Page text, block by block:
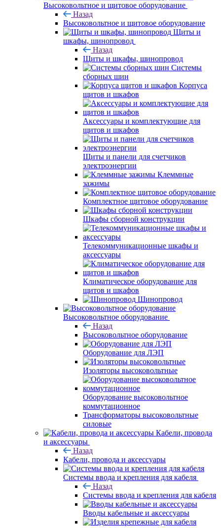
Высоковольтное и щитовое оборудование
Назад
Высоковольтное и щитовое оборудование
Щиты и
шкафы, шинопровод
Назад
Щиты и шкафы, шинопровод
Системы
сборных шин
Корпуса
щитов и шкафов
Аксессуары и комплектующие для
щитов и шкафов
Щиты и панели для счетчиков
электроэнергии
Клеммные
зажимы
Комплектное щитовое оборудование
Шкафы сборной конструкции
Телекоммуникационные шкафы и
аксессуары
Климатическое оборудование для
щитов и шкафов
Шинопровод
Высоковольтное оборудование
Назад
Высоковольтное оборудование
Оборудование для ЛЭП
Изоляторы высоковольтные
Оборудование высоковольтное
коммутационное
Трансформаторы высоковольтные
силовые
Кабели, провода
и аксессуары
Назад
Кабели, провода и аксессуары
Системы ввода и крепления для кабеля
Назад
Системы ввода и крепления для кабеля
Вводы кабельные и аксессуары